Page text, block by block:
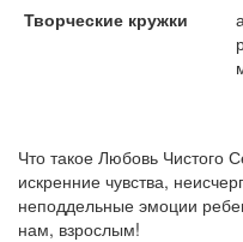
Творческие кружки
Что такое Любовь Чистого
искренние чувства,
неподдельные эмоции
нам, взрослым!